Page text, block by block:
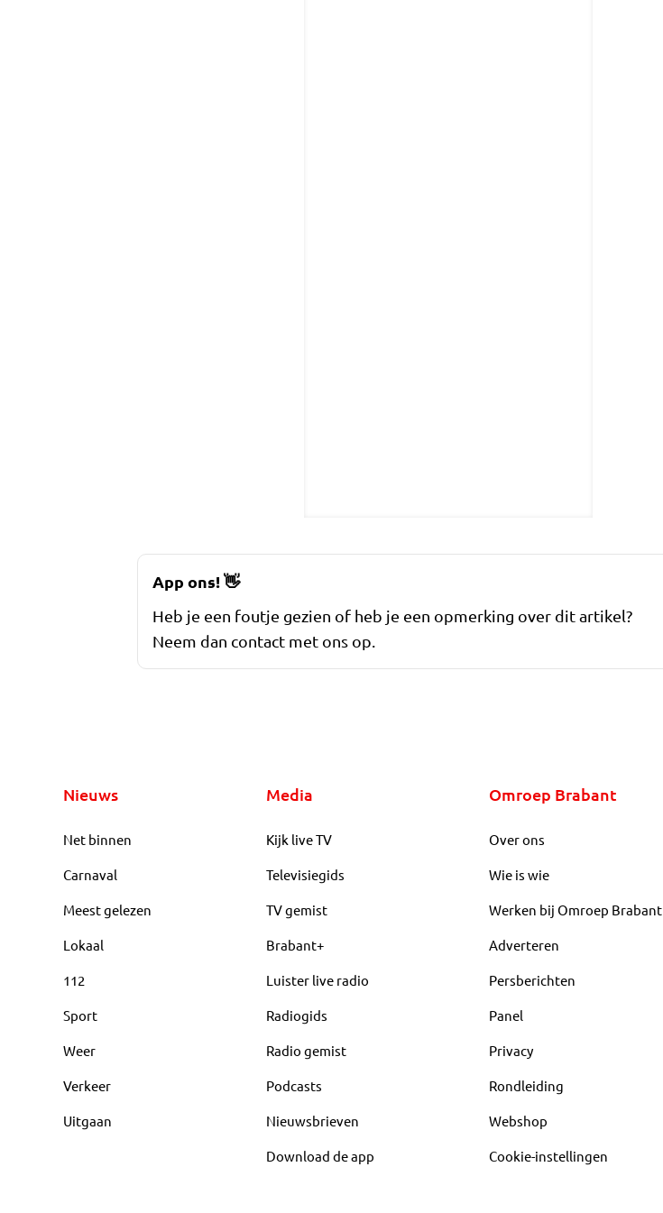
App ons!👋
Heb je een foutje gezien of heb je een opmerking over dit artikel?
Neem dan contact met ons op.
Nieuws
Net binnen
Carnaval
Meest gelezen
Lokaal
112
Sport
Weer
Verkeer
Uitgaan
Media
Kijk live TV
Televisiegids
TV gemist
Brabant+
Luister live radio
Radiogids
Radio gemist
Podcasts
Nieuwsbrieven
Download de app
Omroep Brabant
Over ons
Wie is wie
Werken bij Omroep Brabant
Adverteren
Persberichten
Panel
Privacy
Rondleiding
Webshop
Cookie-instellingen